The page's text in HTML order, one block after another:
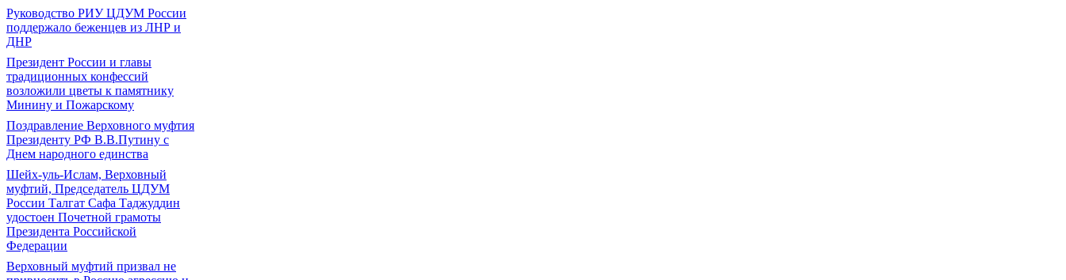
Руководство РИУ ЦДУМ России
поддержало беженцев из ЛНР и
ДНР
Президент России и главы
традиционных конфессий
возложили цветы к памятнику
Минину и Пожарскому
Поздравление Верховного муфтия
Президенту РФ В.В.Путину с
Днем народного единства
Шейх-уль-Ислам, Верховный
муфтий, Председатель ЦДУМ
России Талгат Сафа Таджуддин
удостоен Почетной грамоты
Президента Российской
Федерации
Верховный муфтий призвал не